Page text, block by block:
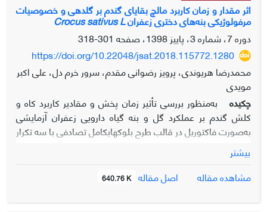
اثر مقدار و زمان کاربرد مالچ بقایای گندم بر گلدهی و خصوصیات
مرفولوژیکی بنه‌های دختری زعفرانCrocus sativus L
دوره 7، شماره 3، پاییز 1398، صفحه
301-318
https://doi.org/10.22048/jsat.2018.115772.1280
محمدرضا هریوندی، پرویز رضوانی مقدم، سرور خرم دل، علی اکبر
مویدی
چکیده
به‌منظور بررسی تأثیر زمان پخش و مقادیر کاربرد کاه و
کلش گندم بر عملکرد گل و بنه گیاه دارویی زعفران آزمایشی
به‌صورت فاکتوریل در قالب طرح بلوک­­های­کامل تصادفی با سه تکرار
در مزرعه ایستگاه تحقیقات کشاورزی و منابع طبیعی گناباد
وابسته به مرکز تحقیقات و آموزش کشاورزی و منابع طبیعی
خراسان رضوی (بخش زعفران و گیاهان دارویی) در دو سال زراعی
95-94 و 96-95 اجرا شد. فاکتورهای آزمایش شامل مقدار کاربرد
کلش گندم (2، 4، 6 و 8 تن در هکتار) و زمان کاربرد کلش گندم
بیشتر
مشاهده مقاله
اصل مقاله 640.76 K